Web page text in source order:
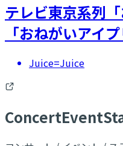
テレビ東京系列
「おねがいアイプ
Juice=Juice
ConcertEventS